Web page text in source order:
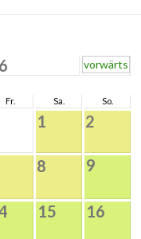
vorwärts
Fr. Sa. So.
1 2
8 9
15 16